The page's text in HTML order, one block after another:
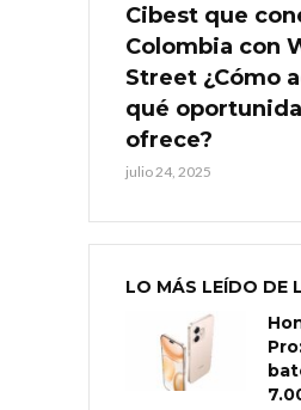
Cibest que
Colombia con
Street ¿Cómo
qué
ofrece?
julio 24, 2025
LO MÁS LEÍDO DE